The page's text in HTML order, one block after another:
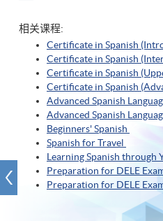
相关课程:
Certificate in Spanish
Certificate in Spanish
Certificate in Spanish
Certificate in Spanish (A
Advanced Spanish
Advanced Spanish
Beginners' Spanish
Spanish for Travel
Learning Spanish through
Preparation for DELE
Preparation for DELE